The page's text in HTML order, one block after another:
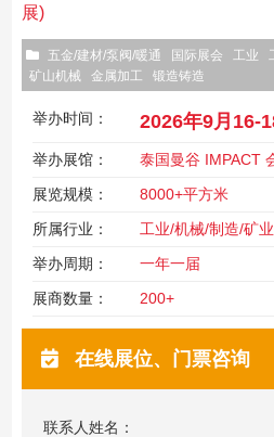
展)
五金/建材/泵阀/暖通 国际展会 工业
矿山机械
金属加工 锻造铸造
举办时间： 2026年9月16-
举办展馆：
泰国曼谷 IMPACT
展览规模：
8000+平方米
所属行业：
工业/机械/制造/矿业
举办周期：
一年一届
展商数量：
200+
在线展位、门票咨询
联系人姓名：